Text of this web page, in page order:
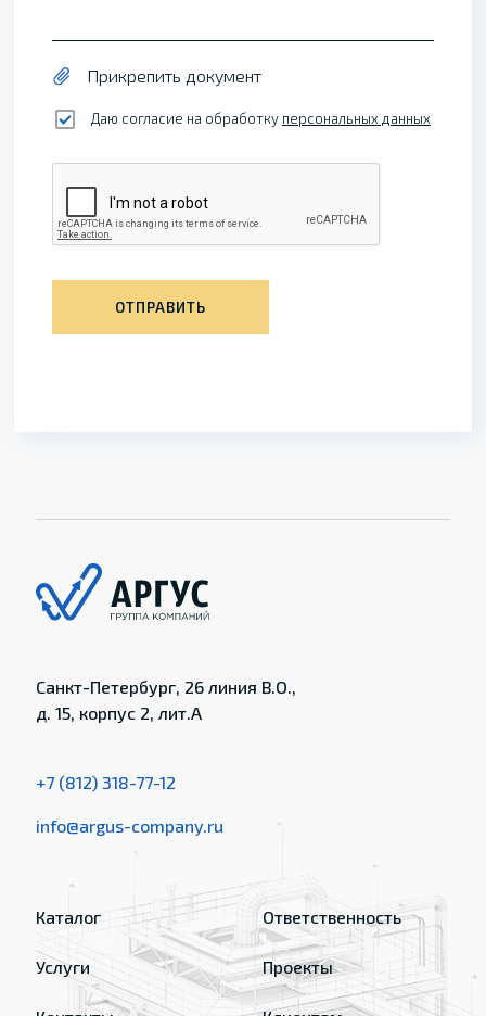
Прикрепить документ
Даю согласие на обработку персональных данных
ОТПРАВИТЬ
Санкт-Петербург, 26 линия В.О.,
д. 15, корпус 2, лит.А
+7 (812) 318-77-12
info@argus-company.ru
Каталог
Услуги
Ответственность
Проекты